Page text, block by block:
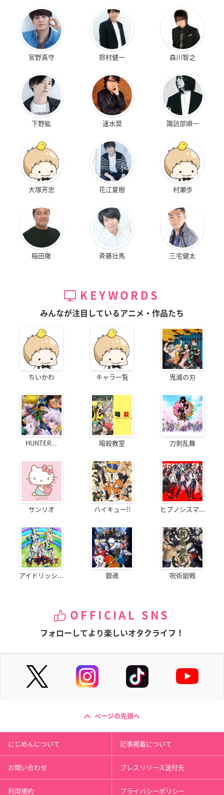
宮野真守 鈴村健一 森川智之
下野紘 速水奨 諏訪部順一
大塚芳忠 花江夏樹 村瀬歩
稲田徹 斉藤壮馬 三宅健太
KEYWORDS
みんなが注目しているアニメ・作品たち
ちいかわ キャラ一覧 鬼滅の刃
HUNTER... 暗殺教室 刀剣乱舞
サンリオ ハイキュー!! ヒプノシスマ...
アイドリッシ... 銀魂 呪術廻戦
OFFICIAL SNS
フォローしてより楽しいオタクライフ！
ページの先頭へ
にじめんについて 記事掲載について
お問い合わせ プレスリリース送付先
利用規約 プライバシーポリシー